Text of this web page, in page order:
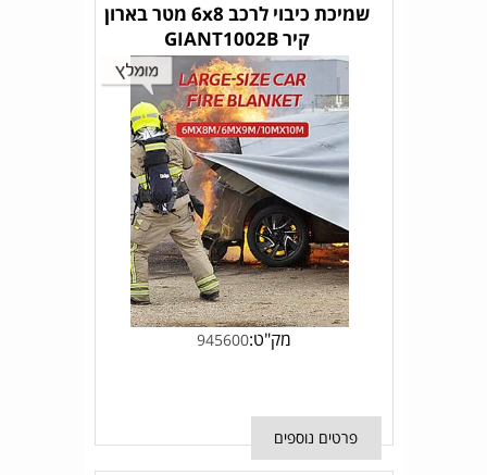
שמיכת כיבוי לרכב 6x8 מטר בארון
קיר GIANT1002B
מק"ט:945600
פרטים נוספים